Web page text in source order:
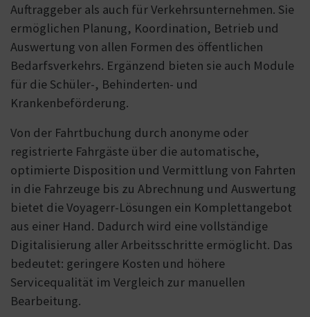
Auftraggeber als auch für Verkehrsunternehmen. Sie
ermöglichen Planung, Koordination, Betrieb und
Auswertung von allen Formen des öffentlichen
Bedarfsverkehrs. Ergänzend bieten sie auch Module
für die Schüler-, Behinderten- und
Krankenbeförderung.
Von der Fahrtbuchung durch anonyme oder
registrierte Fahrgäste über die automatische,
optimierte Disposition und Vermittlung von Fahrten
in die Fahrzeuge bis zu Abrechnung und Auswertung
bietet die Voyagerr-Lösungen ein Komplettangebot
aus einer Hand. Dadurch wird eine vollständige
Digitalisierung aller Arbeitsschritte ermöglicht. Das
bedeutet: geringere Kosten und höhere
Servicequalität im Vergleich zur manuellen
Bearbeitung.